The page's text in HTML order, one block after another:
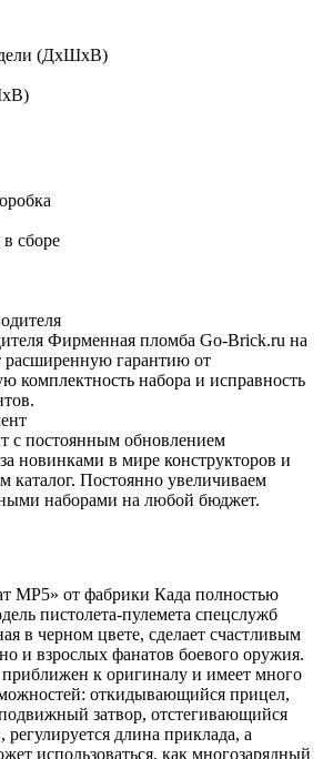
(ДxШxВ)
сборе
Фирменная пломба Go-Brick.ru на
расширенную гарантию от
комплектность набора и исправность
с постоянным обновлением
новинками в мире конструкторов и
каталог. Постоянно увеличиваем
наборами на любой бюджет.
MP5» от фабрики Када полностью
пистолета-пулемета спецслужб
в черном цвете, сделает счастливым
и взрослых фанатов боевого оружия.
к оригиналу и имеет много
откидывающийся прицел,
затвор, отстегивающийся
регулируется длина приклада, а
использоваться, как многозарядный